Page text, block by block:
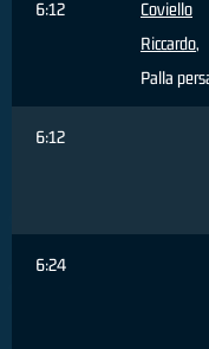
6:12
Coviello
Riccardo,
Palla
6:12
6:24